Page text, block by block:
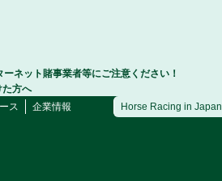
ネット賭事業者等にご注意ください！
た方へ
ス 企業情報 Horse Racing in Japan